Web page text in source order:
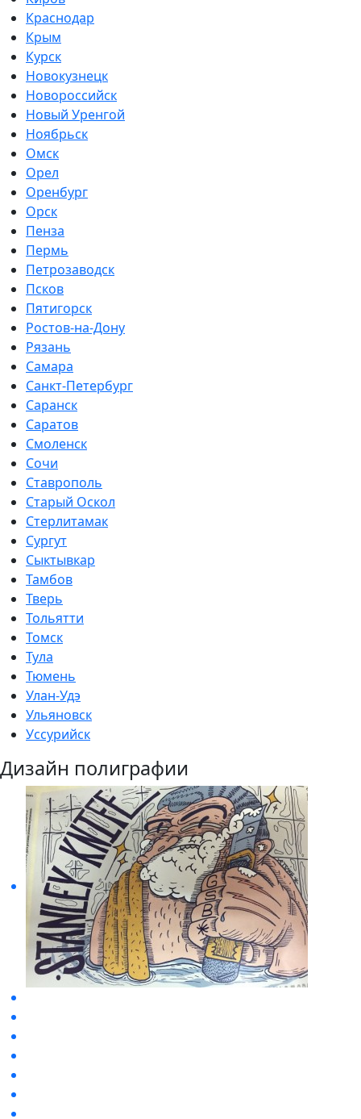
Краснодар
Крым
Курск
Новокузнецк
Новороссийск
Новый Уренгой
Ноябрьск
Омск
Орел
Оренбург
Орск
Пенза
Пермь
Петрозаводск
Псков
Пятигорск
Ростов-на-Дону
Рязань
Самара
Санкт-Петербург
Саранск
Саратов
Смоленск
Сочи
Ставрополь
Старый Оскол
Стерлитамак
Сургут
Сыктывкар
Тамбов
Тверь
Тольятти
Томск
Тула
Тюмень
Улан-Удэ
Ульяновск
Уссурийск
Дизайн полиграфии